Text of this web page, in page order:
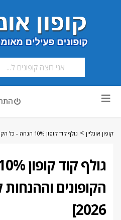
לתוכן
קופון אונליין > גולף קוד קופון 10% הנחה - כל הקופונים וההנחות לגולף
הקופונים וההנחות
2026]